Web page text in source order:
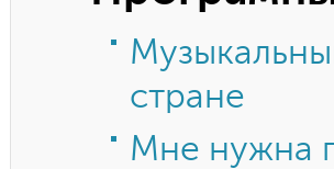
стране
Мне нужна